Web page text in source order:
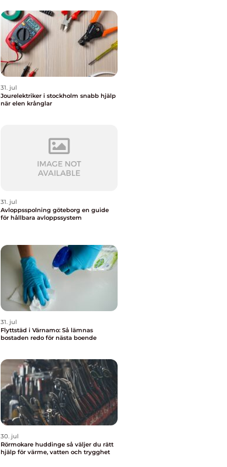
31. jul
Jourelektriker i stockholm snabb hjälp
när elen krånglar
31. jul
Avloppsspolning göteborg en guide
för hållbara avloppssystem
31. jul
Flyttstäd i Värnamo: Så lämnas
bostaden redo för nästa boende
30. jul
Rörmokare huddinge så väljer du rätt
hjälp för värme, vatten och trygghet